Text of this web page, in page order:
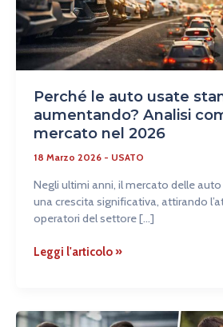
Perché le auto usate
aumentando? Analisi
mercato nel 2026
18 Marzo 2026 - USATO
Negli ultimi anni, il mercato delle
una crescita significativa, attirando
operatori del settore […]
mercato
nel
2026
Leggi l'articolo »
Auto